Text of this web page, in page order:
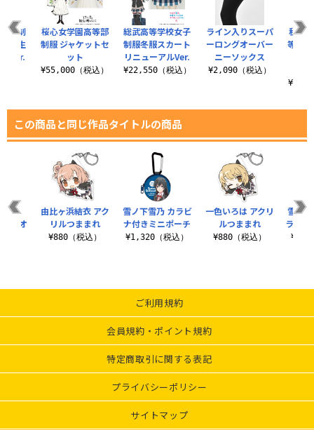
総武高等学校女子
制服冬服スカート
リニューアルVer.
¥22,550（税込）
ライン入りスーパ
ーロングオーバー
ニーソックス
¥2,090（税込）
私立
等学
子制
2年生
Ver.
桜心女学園高等部
制服 ジャケットセ
ット
¥55,000（税込）
この商品と同じ作品タイトルの商品
雪ノ下雪乃 カラビ
ナ付きミニポーチ
¥1,320（税込）
一色いろは アクリ
ルつままれ
¥880（税込）
雪ノ
ラフィ
は
タオ
由比ヶ浜結衣 アク
リルつままれ
¥880（税込）
ご利用規約
会員規約・ポイント規約
特定商取引に関する表記
プライバシーポリシー
サイトマップ